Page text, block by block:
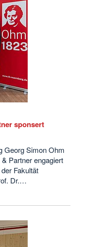
sponsert
Georg Simon Ohm
Partner engagiert
Fakultät
Dr.…